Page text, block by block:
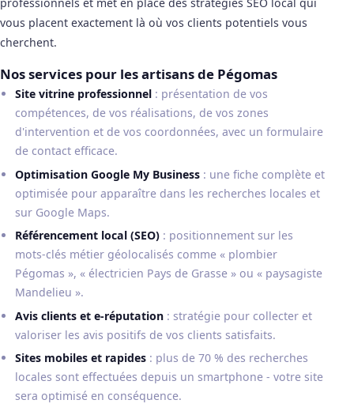
vous placent exactement là où vos clients potentiels vous
cherchent.
Nos services pour les artisans de Pégomas
Site vitrine professionnel : présentation de vos
compétences, de vos réalisations, de vos zones
d'intervention et de vos coordonnées, avec un formulaire
de contact efficace.
Optimisation Google My Business : une fiche complète et
optimisée pour apparaître dans les recherches locales et
sur Google Maps.
Référencement local (SEO) : positionnement sur les
mots-clés métier géolocalisés comme « plombier
Pégomas », « électricien Pays de Grasse » ou « paysagiste
Mandelieu ».
Avis clients et e-réputation : stratégie pour collecter et
valoriser les avis positifs de vos clients satisfaits.
Sites mobiles et rapides : plus de 70 % des recherches
locales sont effectuées depuis un smartphone - votre site
sera optimisé en conséquence.